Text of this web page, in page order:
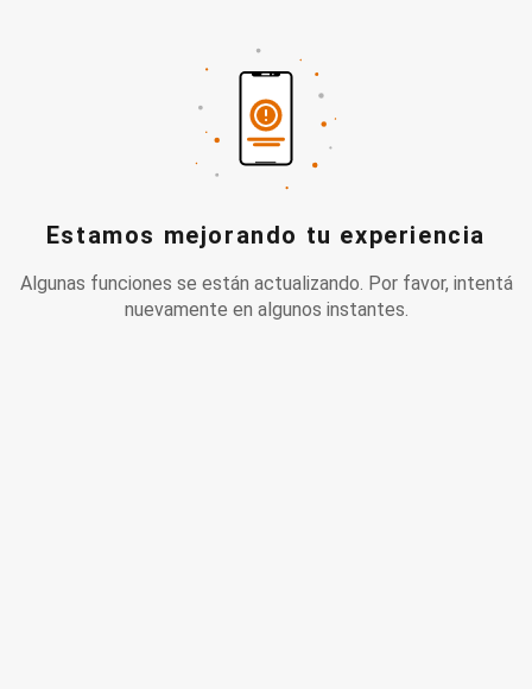
Estamos mejorando tu experiencia
Algunas funciones se están actualizando. Por favor, intentá
nuevamente en algunos instantes.